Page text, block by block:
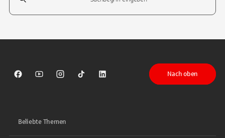
Sparkasse auf Facebook
Sparkasse auf Youtube
Sparkasse auf Instagram
Sparkasse auf TikTok
Sparkasse auf LinkedIn
Nach oben
Beliebte Themen